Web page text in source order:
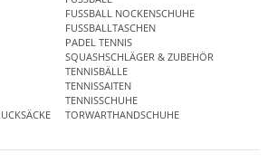
FUSSBALL NOCKENSCHUHE
FUSSBALLTASCHEN
PADEL TENNIS
SQUASHSCHLÄGER & ZUBEHÖR
TENNISBÄLLE
TENNISSAITEN
TENNISSCHUHE
TORWARTHANDSCHUHE